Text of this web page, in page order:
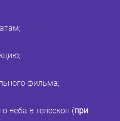
фильма;
неба в телескоп (при